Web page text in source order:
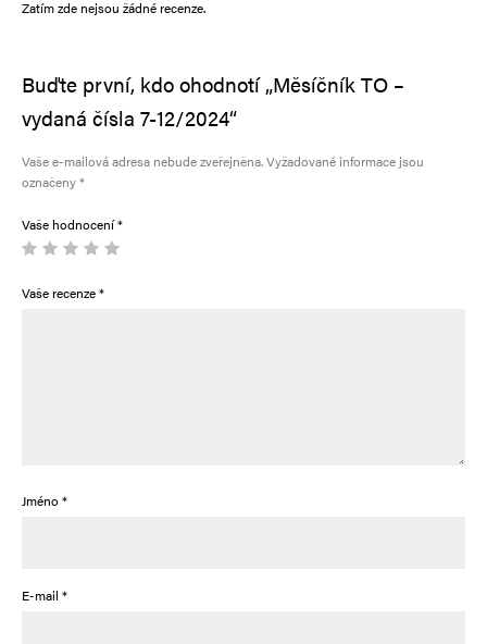
Zatím zde nejsou žádné recenze.
Buďte první, kdo ohodnotí „Měsíčník TO –
vydaná čísla 7-12/2024“
Vaše e-mailová adresa nebude zveřejněna.Vyžadované informace jsou
označeny*
Vaše hodnocení*
Vaše recenze*
Jméno *
E-mail *